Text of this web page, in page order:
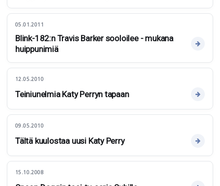
05.01.2011
Blink-182:n Travis Barker sooloilee - mukana
huippunimiä
12.05.2010
Teiniunelmia Katy Perryn tapaan
09.05.2010
Tältä kuulostaa uusi Katy Perry
15.10.2008